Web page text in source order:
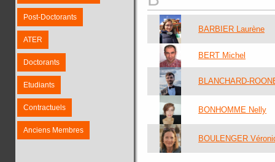
Post-Doctorants
ATER
Doctorants
Etudiants
Contractuels
Anciens Membres
BARBIER Laurène
BERT Michel
BLANCHARD-
BONHOMME Nelly
BOULENGER